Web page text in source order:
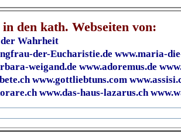
in den kath. Webseiten von:
der Wahrheit
der-Eucharistie.de www.maria-
weigand.de www.adoremus.de
www.gottliebtuns.com
www.das-haus-lazarus.ch